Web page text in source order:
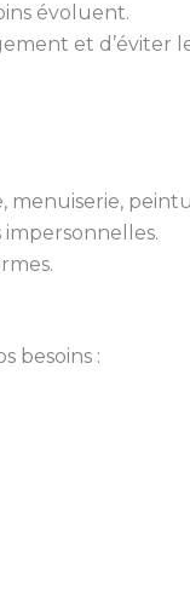
évoluent.
et d’éviter
menuiserie,
impersonnelles.
besoins :